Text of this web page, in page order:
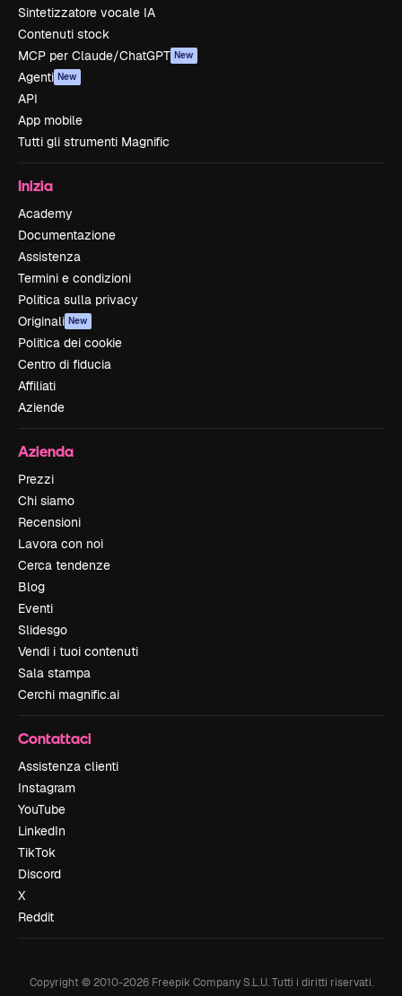
Sintetizzatore vocale IA
Contenuti stock
MCP per Claude/ChatGPT New
Agenti New
API
App mobile
Tutti gli strumenti Magnific
Inizia
Academy
Documentazione
Assistenza
Termini e condizioni
Politica sulla privacy
Originali New
Politica dei cookie
Centro di fiducia
Affiliati
Aziende
Azienda
Prezzi
Chi siamo
Recensioni
Lavora con noi
Cerca tendenze
Blog
Eventi
Slidesgo
Vendi i tuoi contenuti
Sala stampa
Cerchi magnific.ai
Contattaci
Assistenza clienti
Instagram
YouTube
LinkedIn
TikTok
Discord
X
Reddit
Copyright © 2010-2026Freepik Company S.L.U. Tutti i diritti riservati.